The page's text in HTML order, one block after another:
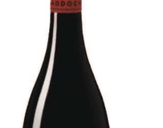
紐西蘭葡萄酒
VICARAGE LANE WINES｜牧者小巷酒莊
HUNTRESS WINES｜女獵手葡萄酒
GREENHOUGH｜格林豪酒莊
TINPOT HUT｜隱世小屋